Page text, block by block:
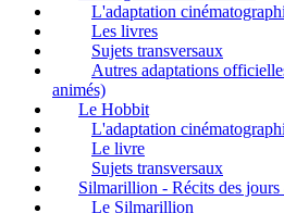
L'adaptation
Les livres
Sujets transversaux
Autres adaptations
animés)
Le Hobbit
L'adaptation
Le livre
Sujets transversaux
Silmarillion - Récits des jours
Le Silmarillion